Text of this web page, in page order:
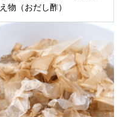
え物（おだし酢）